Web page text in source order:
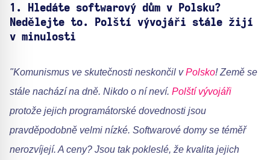
1.
Hledáte softwarový dům v Polsku?
Nedělejte to. Polští vývojáři stále žijí
v minulosti
"Komunismus ve skutečnosti neskončil vPolsko! Země se
stále nachází na dně. Nikdo o ní neví. Polští vývojáři
protože jejich programátorské dovednosti jsou
pravděpodobně velmi nízké. Softwarové domy se téměř
nerozvíjejí. A ceny? Jsou tak pokleslé, že kvalita jejich